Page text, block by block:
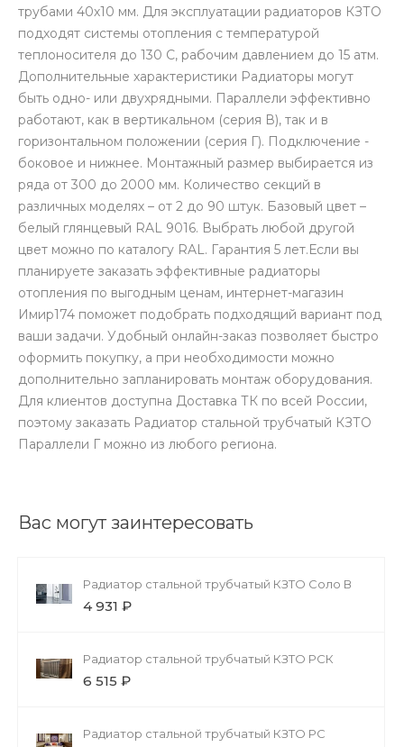
трубами 40х10 мм. Для эксплуатации радиаторов КЗТО
подходят системы отопления с температурой
теплоносителя до 130 С, рабочим давлением до 15 атм.
Дополнительные характеристики Радиаторы могут
быть одно- или двухрядными. Параллели эффективно
работают, как в вертикальном (серия В), так и в
горизонтальном положении (серия Г). Подключение -
боковое и нижнее. Монтажный размер выбирается из
ряда от 300 до 2000 мм. Количество секций в
различных моделях – от 2 до 90 штук. Базовый цвет –
белый глянцевый RAL 9016. Выбрать любой другой
цвет можно по каталогу RAL. Гарантия 5 лет.Если вы
планируете заказать эффективные радиаторы
отопления по выгодным ценам, интернет-магазин
Имир174 поможет подобрать подходящий вариант под
ваши задачи. Удобный онлайн-заказ позволяет быстро
оформить покупку, а при необходимости можно
дополнительно запланировать монтаж оборудования.
Для клиентов доступна Доставка ТК по всей России,
поэтому заказать Радиатор стальной трубчатый КЗТО
Параллели Г можно из любого региона.
Вас могут заинтересовать
Радиатор стальной трубчатый КЗТО Соло В
4 931 ₽
Радиатор стальной трубчатый КЗТО РСК
6 515 ₽
Радиатор стальной трубчатый КЗТО РС